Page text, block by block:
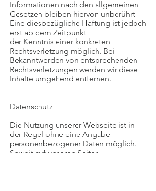
Informationen nach den allgemeinen
Gesetzen bleiben hiervon unberührt.
Eine diesbezügliche Haftung ist jedoch
erst ab dem Zeitpunkt
der Kenntnis einer konkreten
Rechtsverletzung möglich. Bei
Bekanntwerden von entsprechenden
Rechtsverletzungen werden wir diese
Inhalte umgehend entfernen.
Datenschutz
Die Nutzung unserer Webseite ist in
der Regel ohne eine Angabe
personenbezogener Daten möglich.
Soweit auf unseren Seiten